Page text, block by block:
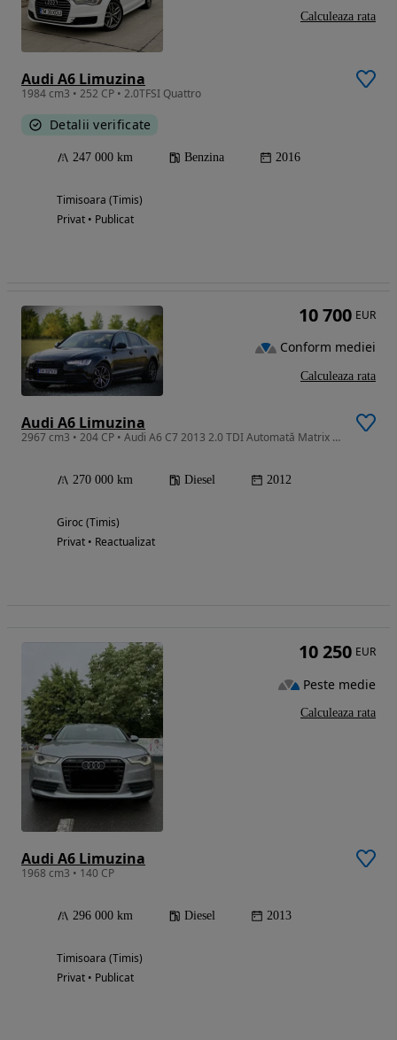
Audi A6 Limuzina
1984 cm3 • 252 CP • 2.0TFSI Quattro
Detalii verificate
247 000 km Benzina 2016
Timisoara (Timis)
Privat • Publicat
Calculeaza rata
Audi A6 Limuzina
2967 cm3 • 204 CP • Audi A6 C7 2013 2.0 TDI Automată Matrix Cameră Ambient Starlight
270 000 km Diesel 2012
Giroc (Timis)
Privat • Reactualizat
10 700 EUR
Conform mediei
Calculeaza rata
Audi A6 Limuzina
1968 cm3 • 140 CP
296 000 km Diesel 2013
Timisoara (Timis)
Privat • Publicat
10 250 EUR
Peste medie
Calculeaza rata